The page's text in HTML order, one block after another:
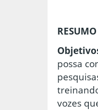
RESUMO
possa
vozes